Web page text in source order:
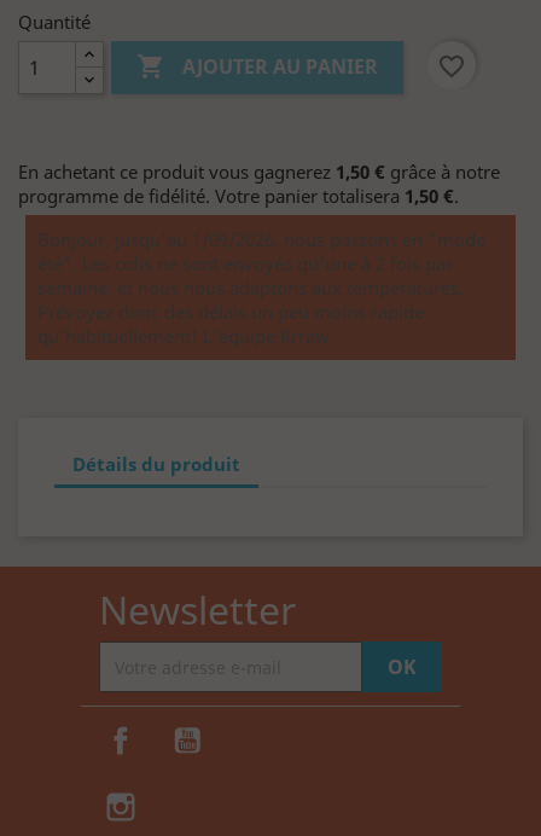
Quantité
 AJOUTER AU PANIER favorite_border
En achetant ce produit vous gagnerez 1,50 € grâce à notre
programme de fidélité. Votre panier totalisera 1,50 €.
Bonjour, jusqu'au 1/09/2026, nous passons en "mode
été". Les colis ne sont envoyés qu'une à 2 fois par
semaine, et nous nous adaptons aux températures.
Prévoyez donc des délais un peu moins rapide
qu'habituellement! L'équipe Rrraw
Détails du produit
Newsletter
Facebook